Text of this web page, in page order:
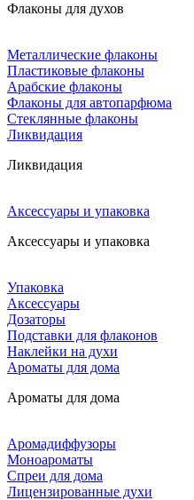
Флаконы для духов
Металлические флаконы
Пластиковые флаконы
Арабские флаконы
Флаконы для автопарфюма
Стеклянные флаконы
Ликвидация
Ликвидация
Аксессуары и упаковка
Аксессуары и упаковка
Упаковка
Аксессуары
Дозаторы
Подставки для флаконов
Наклейки на духи
Ароматы для дома
Ароматы для дома
Аромадиффузоры
Моноароматы
Спреи для дома
Лицензированные духи